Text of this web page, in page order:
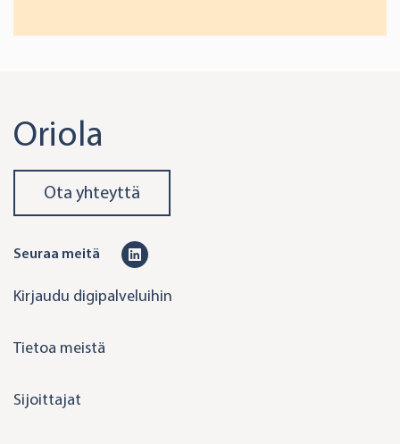
Oriola
Ota yhteyttä
Seuraa meitä
n
Kirjaudu digipalveluihin
Tietoa meistä
Sijoittajat